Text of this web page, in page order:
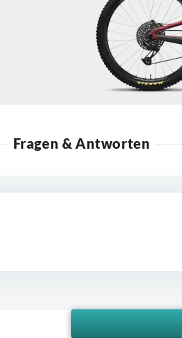
Fragen & Antworten